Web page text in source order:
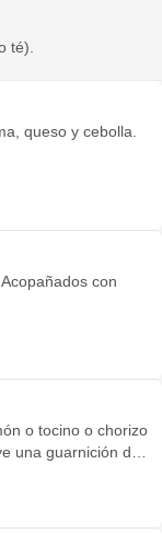
té).
queso y cebolla.
con
o tocino o chorizo
una guarnición de